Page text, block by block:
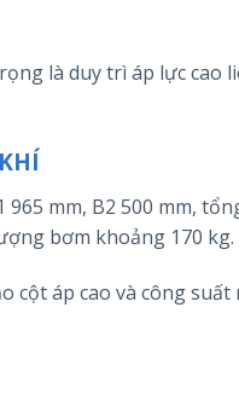
là duy trì áp lực
mm, B2 500 mm,
bơm khoảng 170 kg.
cột áp cao và công